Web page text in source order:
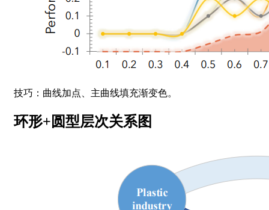
技巧：曲线加点、主曲线填充渐变色。
环形+圆型层次关系图